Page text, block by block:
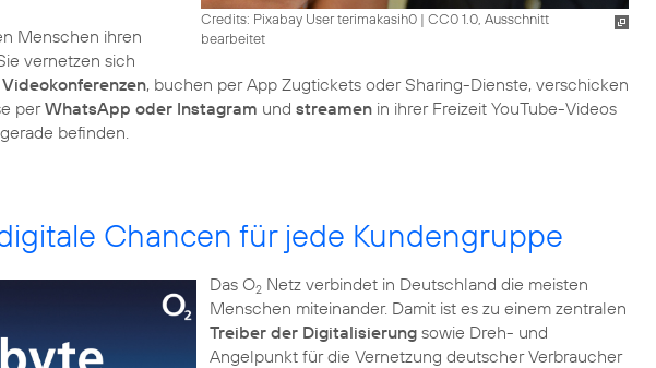
Credits: Pixabay User terimakasih0| CC0 1.0, Ausschnitt
bearbeitet
Menschen ihren
vernetzen sich
Videokonferenzen, buchen per App Zugtickets oder Sharing-Dienste, verschicken
perWhatsApp oder Instagram und streamen in ihrer Freizeit YouTube-Videos
befinden.
Chancen für jede Kundengruppe
Das O2Netz verbindet in Deutschland die meisten
Menschen miteinander. Damit ist es zu einem zentralen
Treiber der Digitalisierungsowie Dreh- und
Angelpunkt für die Vernetzung deutscher Verbraucher